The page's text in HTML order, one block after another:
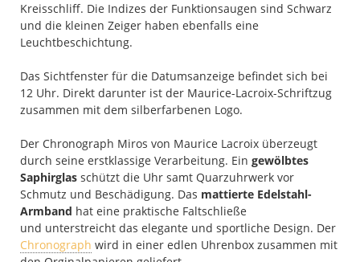
Kreisschliff. Die Indizes der Funktionsaugen sind Schwarz
und die kleinen Zeiger haben ebenfalls eine
Leuchtbeschichtung.
Das Sichtfenster für die Datumsanzeige befindet sich bei
12 Uhr. Direkt darunter ist der Maurice-Lacroix-Schriftzug
zusammen mit dem silberfarbenen Logo.
Der Chronograph Miros von Maurice Lacroix überzeugt
durch seine erstklassige Verarbeitung. Ein gewölbtes
Saphirglas schützt die Uhr samt Quarzuhrwerk vor
Schmutz und Beschädigung. Das mattierte Edelstahl-
Armband hat eine praktische Faltschließe
und unterstreicht das elegante und sportliche Design. Der
Chronograph wird in einer edlen Uhrenbox zusammen mit